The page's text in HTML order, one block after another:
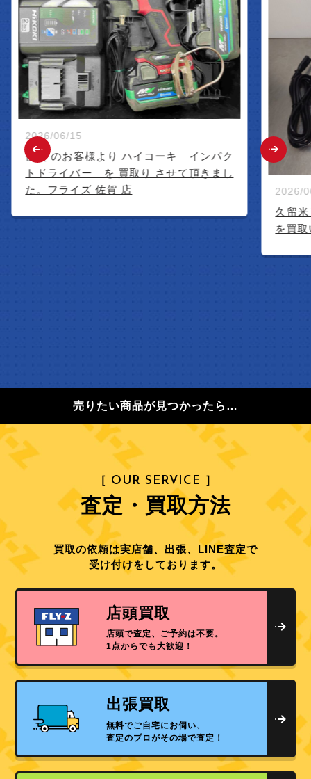
06/15
賀 のお客様より ハイコーキ インパク
ドライバー を 買取り させて頂きまし
。フライズ 佐賀 店
2026/06/12
久留米市の
を買取いた
売りたい商品が見つかったら…
［ OUR SERVICE ］
査定・買取方法
買取の依頼は実店舗、出張、LINE査定で
受け付けをしております。
店頭買取
店頭で査定、ご予約は不要。
1点からでも大歓迎！
出張買取
無料でご自宅にお伺い、
査定のプロがその場で査定！